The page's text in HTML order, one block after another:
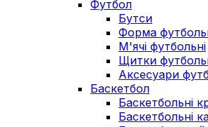
Футбол
Бутси
Форма
М'ячі футбольні
Щитки
Аксесуари
Баскетбол
Баскетбольні
Баскетбольні